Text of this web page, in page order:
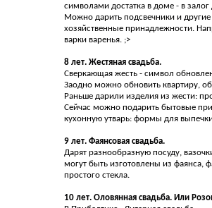
символами достатка в доме - в залог
Можно дарить подсвечники и
хозяйственные принадлежности.
варки варенья. ;>
8 лет. Жестяная свадьба.
Сверкающая жесть - символ
Заодно можно обновить квартиру,
Раньше дарили изделия из жести:
Сейчас можно подарить бытовые
кухонную утварь: формы для
9 лет. Фаянсовая свадьба.
Дарят разнообразную посуду,
могут быть изготовлены из фаянса,
простого стекла.
10 лет. Оловянная свадьба. Или